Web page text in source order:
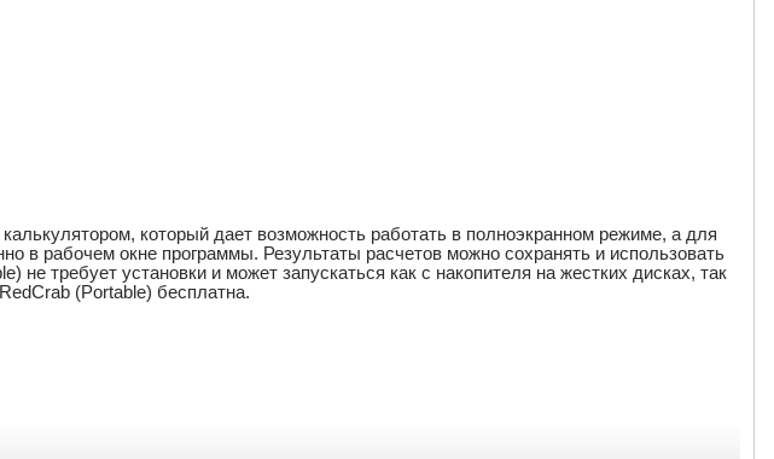
который дает возможность работать в полноэкранном режиме, а для
в рабочем окне программы. Результаты расчетов можно сохранять и использовать
требует установки и может запускаться как с накопителя на жестких дисках, так
(Portable) бесплатна.